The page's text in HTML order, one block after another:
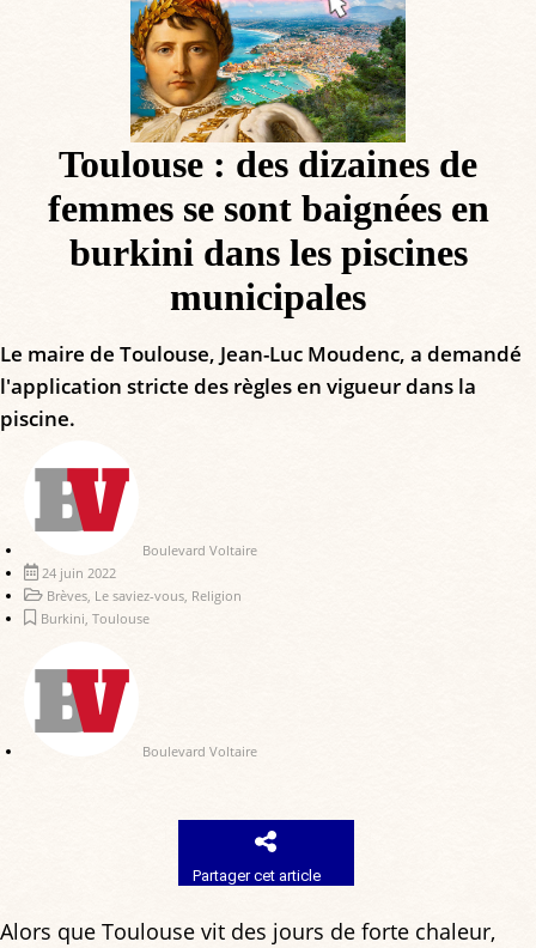
Toulouse : des dizaines de
femmes se sont baignées en
burkini dans les piscines
municipales
Le maire de Toulouse, Jean-Luc Moudenc, a demandé
l'application stricte des règles en vigueur dans la
piscine.
Boulevard Voltaire
24 juin 2022
Brèves, Le saviez-vous, Religion
Burkini, Toulouse
Boulevard Voltaire
Partager cet article
Alors que Toulouse vit des jours de forte chaleur,